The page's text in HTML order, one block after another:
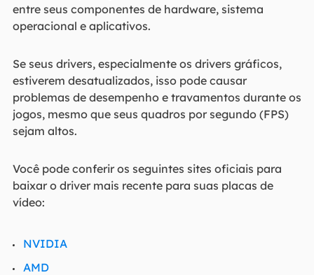
entre seus componentes de hardware, sistema
operacional e aplicativos.
Se seus drivers, especialmente os drivers gráficos,
estiverem desatualizados, isso pode causar
problemas de desempenho e travamentos durante os
jogos, mesmo que seus quadros por segundo (FPS)
sejam altos.
Você pode conferir os seguintes sites oficiais para
baixar o driver mais recente para suas placas de
vídeo:
NVIDIA
AMD